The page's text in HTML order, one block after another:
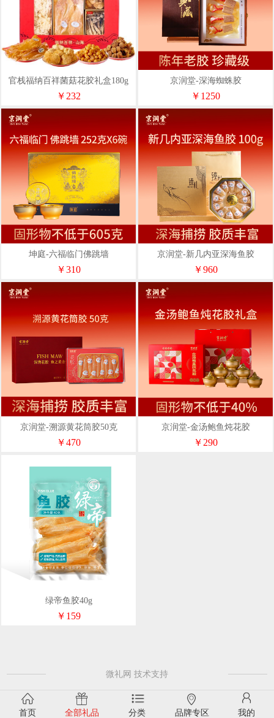
官栈福纳百祥菌菇花胶礼盒180g
￥232
京润堂-深海蜘蛛胶
￥1250
坤庭-六福临门佛跳墙
￥310
京润堂-新几内亚深海鱼胶
￥960
京润堂-溯源黄花筒胶50克
￥470
京润堂-金汤鲍鱼炖花胶
￥290
绿帝鱼胶40g
￥159
微礼网 技术支持
首页 全部礼品 分类 品牌专区 我的